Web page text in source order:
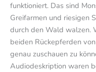
funktioniert. Das sind
Greifarmen und riesigen
durch den Wald walzen.
beiden Rückepferden
genau zuschauen zu
Audiodeskription waren